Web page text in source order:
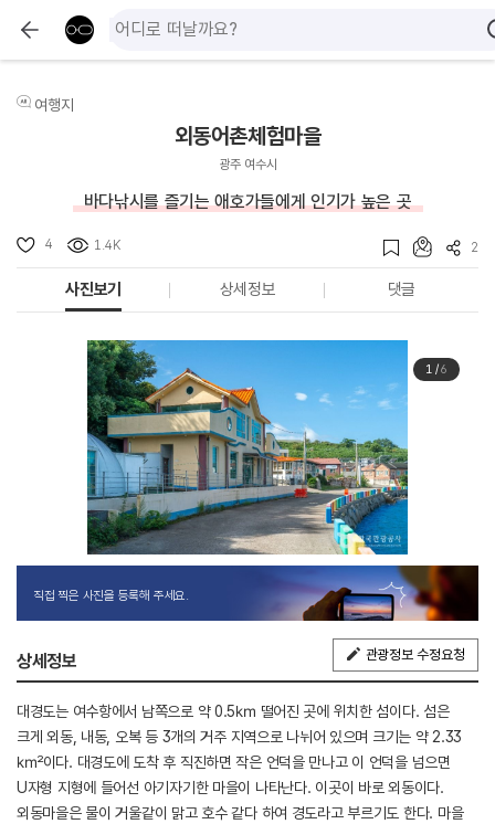
여행지
외동어촌체험마을
광주 여수시
바다낚시를 즐기는 애호가들에게 인기가 높은 곳
4 1.4K 2
사진보기 상세정보 댓글
1/6
직접 찍은 사진을 등록해 주세요.
상세정보 관광정보 수정요청
대경도는 여수항에서 남쪽으로 약 0.5㎞ 떨어진 곳에 위치한 섬이다. 섬은
크게 외동, 내동, 오복 등 3개의 거주 지역으로 나뉘어 있으며 크기는 약 2.33
㎢이다. 대경도에 도착 후 직진하면 작은 언덕을 만나고 이 언덕을 넘으면
U자형 지형에 들어선 아기자기한 마을이 나타난다. 이곳이 바로 외동이다.
외동마을은 물이 거울같이 맑고 호수 같다 하여 경도라고 부르기도 한다. 마을